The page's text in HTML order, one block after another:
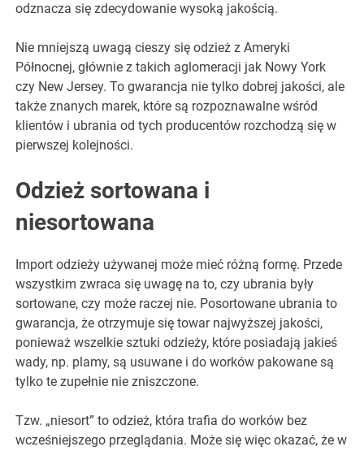
odznacza się zdecydowanie wysoką jakością.
Nie mniejszą uwagą cieszy się odzież z Ameryki
Północnej, głównie z takich aglomeracji jak Nowy York
czy New Jersey. To gwarancja nie tylko dobrej jakości, ale
także znanych marek, które są rozpoznawalne wśród
klientów i ubrania od tych producentów rozchodzą się w
pierwszej kolejności.
Odzież sortowana i
niesortowana
Import odzieży używanej może mieć różną formę. Przede
wszystkim zwraca się uwagę na to, czy ubrania były
sortowane, czy może raczej nie. Posortowane ubrania to
gwarancja, że otrzymuje się towar najwyższej jakości,
ponieważ wszelkie sztuki odzieży, które posiadają jakieś
wady, np. plamy, są usuwane i do worków pakowane są
tylko te zupełnie nie zniszczone.
Tzw. „niesort” to odzież, która trafia do worków bez
wcześniejszego przeglądania. Może się więc okazać, że w